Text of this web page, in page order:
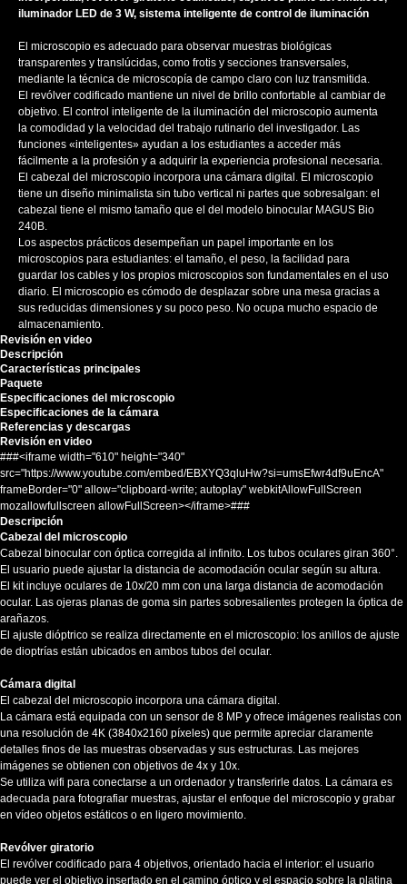
iluminador LED de 3 W, sistema inteligente de control de iluminación
El microscopio es adecuado para observar muestras biológicas
transparentes y translúcidas, como frotis y secciones transversales,
mediante la técnica de microscopía de campo claro con luz transmitida.
El revólver codificado mantiene un nivel de brillo confortable al cambiar de
objetivo. El control inteligente de la iluminación del microscopio aumenta
la comodidad y la velocidad del trabajo rutinario del investigador. Las
funciones «inteligentes» ayudan a los estudiantes a acceder más
fácilmente a la profesión y a adquirir la experiencia profesional necesaria.
El cabezal del microscopio incorpora una cámara digital. El microscopio
tiene un diseño minimalista sin tubo vertical ni partes que sobresalgan: el
cabezal tiene el mismo tamaño que el del modelo binocular MAGUS Bio
240B.
Los aspectos prácticos desempeñan un papel importante en los
microscopios para estudiantes: el tamaño, el peso, la facilidad para
guardar los cables y los propios microscopios son fundamentales en el uso
diario. El microscopio es cómodo de desplazar sobre una mesa gracias a
sus reducidas dimensiones y su poco peso. No ocupa mucho espacio de
almacenamiento.
Revisión en video
Descripción
Características principales
Paquete
Especificaciones del microscopio
Especificaciones de la cámara
Referencias y descargas
Revisión en video
###<iframe width="610" height="340"
src="https://www.youtube.com/embed/EBXYQ3qluHw?si=umsEfwr4df9uEncA"
frameBorder="0" allow="clipboard-write; autoplay" webkitAllowFullScreen
mozallowfullscreen allowFullScreen></iframe>###
Descripción
Cabezal del microscopio
Cabezal binocular con óptica corregida al infinito. Los tubos oculares giran 360°.
El usuario puede ajustar la distancia de acomodación ocular según su altura.
El kit incluye oculares de 10x/20 mm con una larga distancia de acomodación
ocular. Las ojeras planas de goma sin partes sobresalientes protegen la óptica de
arañazos.
El ajuste dióptrico se realiza directamente en el microscopio: los anillos de ajuste
de dioptrías están ubicados en ambos tubos del ocular.
Cámara digital
El cabezal del microscopio incorpora una cámara digital.
La cámara está equipada con un sensor de 8 MP y ofrece imágenes realistas con
una resolución de 4K (3840x2160 píxeles) que permite apreciar claramente
detalles finos de las muestras observadas y sus estructuras. Las mejores
imágenes se obtienen con objetivos de 4x y 10x.
Se utiliza wifi para conectarse a un ordenador y transferirle datos. La cámara es
adecuada para fotografiar muestras, ajustar el enfoque del microscopio y grabar
en vídeo objetos estáticos o en ligero movimiento.
Revólver giratorio
El revólver codificado para 4 objetivos, orientado hacia el interior: el usuario
puede ver el objetivo insertado en el camino óptico y el espacio sobre la platina